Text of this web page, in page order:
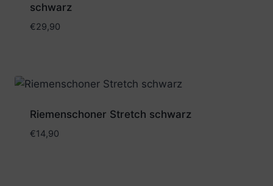
schwarz
€29,90
Riemenschoner Stretch schwarz
€14,90